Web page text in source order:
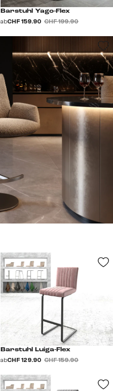
Barstuhl Yago-Flex
abCHF 159.90 CHF 199.90
Barstuhl Luiga-Flex
abCHF 129.90 CHF 159.90